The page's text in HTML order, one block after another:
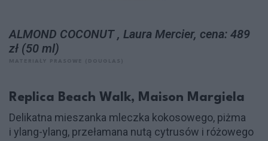
ALMOND COCONUT , Laura Mercier, cena: 489
zł (50 ml)
Replica Beach Walk, Maison Margiela
Delikatna mieszanka mleczka kokosowego, piżma
i ylang-ylang, przełamana nutą cytrusów i różowego